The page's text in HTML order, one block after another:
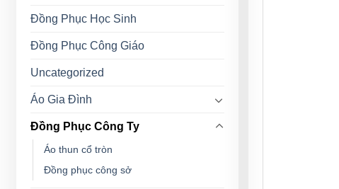
Đồng Phục Học Sinh
Đồng Phục Công Giáo
Uncategorized
Áo Gia Đình
Đồng Phục Công Ty
Áo thun cổ tròn
Đồng phục công sở